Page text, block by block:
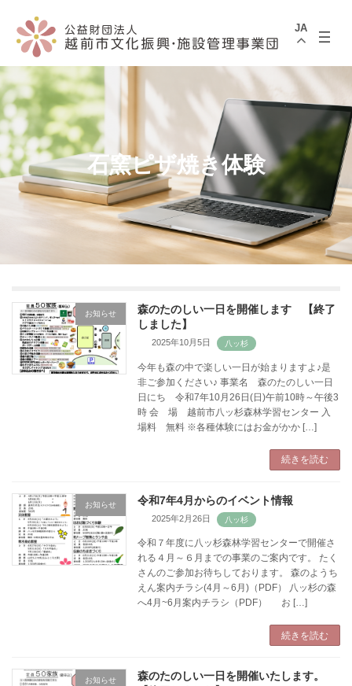
へ
ス
キ
ッ
プ
ョ
ン
に
移
動
JA
石窯ピザ焼き体験
お知らせ
森のたのしい一日を開催します 【終了
しました】
2025年10月5日
今年も森の中で楽しい一日が始まりますよ♪是
非ご参加ください♪ 事業名 森のたのしい一日
日にち 令和7年10月26日(日)午前10時～午後3
時 会 場 越前市八ッ杉森林学習センター 入
場料 無料 ※各種体験にはお金がかか […]
続きを読む
お知らせ 令和7年4月からのイベント情報
2025年2月26日
令和７年度に八ッ杉森林学習センターで開催さ
れる４月～６月までの事業のご案内です。 たく
さんのご参加お待ちしております。 森のようち
えん案内チラシ(4月～6月)（PDF） 八ッ杉の森
へ4月~6月案内チラシ（PDF） お […]
続きを読む
お知らせ
森のたのしい一日を開催いたします。